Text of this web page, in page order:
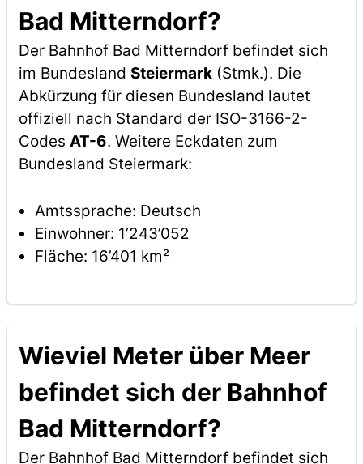
Bad Mitterndorf?
Der Bahnhof Bad Mitterndorf befindet sich
im Bundesland Steiermark(Stmk.). Die
Abkürzung für diesen Bundesland lautet
offiziell nach Standard der ISO-3166-2-
Codes AT-6. Weitere Eckdaten zum
Bundesland Steiermark:
Amtssprache: Deutsch
Einwohner: 1’243’052
Fläche: 16’401 km²
Wieviel Meter über Meer
befindet sich der Bahnhof
Bad Mitterndorf?
Der Bahnhof Bad Mitterndorf befindet sich